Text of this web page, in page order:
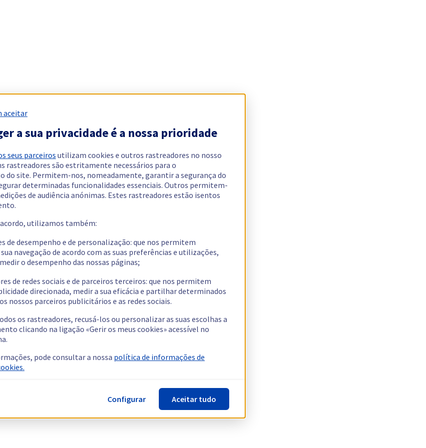
aceitar
a sua privacidade é a nossa prioridade
seus parceirosutilizam cookies e outros rastreadores no nosso
rastreadores são estritamente necessários para o
do site. Permitem-nos, nomeadamente, garantir a segurança do
determinadas funcionalidades essenciais. Outros permitem-
de audiência anónimas. Estes rastreadores estão isentos
utilizamos também:
de desempenho e de personalização: que nos permitem
navegação de acordo com as suas preferências e utilizações,
o desempenho das nossas páginas;
de redes sociais e de parceiros terceiros: que nos permitem
direcionada, medir a sua eficácia e partilhar determinados
nossos parceiros publicitários e as redes sociais.
os rastreadores, recusá-los ou personalizar as suas escolhas a
clicando na ligação «Gerir os meus cookies» acessível no
pode consultar a nossa política de informações de
Configurar Aceitar tudo